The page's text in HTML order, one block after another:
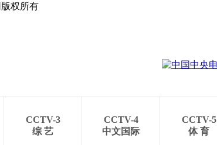
版权所有
CCTV-3
综 艺
CCTV-4
中文国际
CCTV-5
体 育